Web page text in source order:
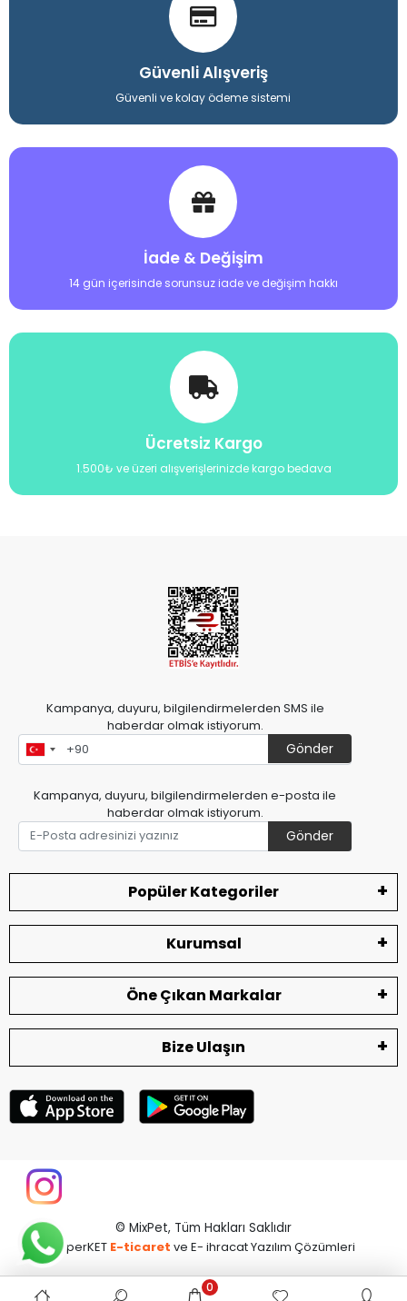
Güvenli Alışveriş
Güvenli ve kolay ödeme sistemi
İade & Değişim
14 gün içerisinde sorunsuz iade ve değişim hakkı
Ücretsiz Kargo
1.500₺ ve üzeri alışverişlerinizde kargo bedava
Kampanya, duyuru, bilgilendirmelerden SMS ile
haberdar olmak istiyorum.
Gönder
Kampanya, duyuru, bilgilendirmelerden e-posta ile
haberdar olmak istiyorum.
Gönder
Popüler Kategoriler
Kurumsal
Öne Çıkan Markalar
Bize Ulaşın
© MixPet, Tüm Hakları Saklıdır
superKET E-ticaret ve E- ihracat Yazılım Çözümleri
0